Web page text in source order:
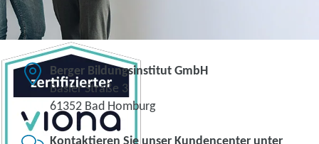
Berger Bildungsinstitut GmbH
Basler Straße 3
61352 Bad Homburg